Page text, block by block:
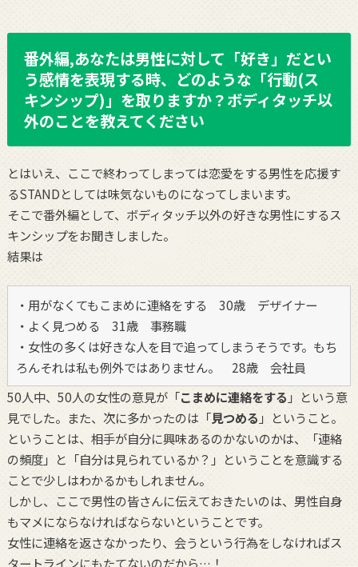
番外編,あなたは男性に対して「好き」だとい
う感情を表現する時、どのような「行動(ス
キンシップ)」を取りますか？ボディタッチ以
外のことを教えてください
とはいえ、ここで終わってしまっては恋愛をする男性を応援す
るSTANDとしては味気ないものになってしまいます。
そこで番外編として、ボディタッチ以外の好きな男性にするス
キンシップをお聞きしました。
結果は
・用がなくてもこまめに連絡をする 30歳 デザイナー
・よく見つめる 31歳 事務職
・女性の多くは好きな人を目で追ってしまうそうです。もち
ろんそれは私も例外ではありません。 28歳 会社員
50人中、50人の女性の意見が「こまめに連絡をする 」という意
見でした。また、次に多かったのは「見つめる 」ということ。
ということは、相手が自分に興味あるのかないのかは、「連絡
の頻度」と「自分は見られているか？」ということを意識する
ことで少しはわかるかもしれません。
しかし、ここで男性の皆さんに伝えておきたいのは、男性自身
もマメにならなければならないということです。
女性に連絡を返さなかったり、会うという行為をしなければス
タートラインにもたてないのだから…！